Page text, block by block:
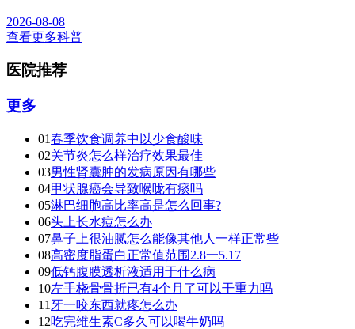
2026-08-08
查看更多科普
医院推荐
更多
01春季饮食调养中以少食酸味
02关节炎怎么样治疗效果最佳
03男性肾囊肿的发病原因有哪些
04甲状腺癌会导致喉咙有痰吗
05淋巴细胞高比率高是怎么回事?
06头上长水痘怎么办
07鼻子上很油腻怎么能像其他人一样正常些
08高密度脂蛋白正常值范围2.8一5.17
09低钙腹膜透析液适用于什么病
10左手桡骨骨折已有4个月了可以干重力吗
11 牙一咬东西就疼怎么办
12吃完维生素C多久可以喝牛奶吗